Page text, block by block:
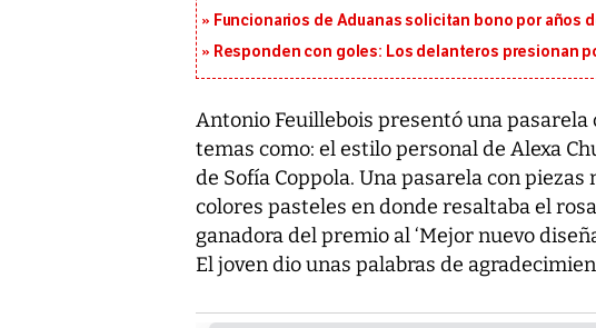
Funcionarios de Aduanas solicitan bono por años
Responden con goles: Los delanteros presionan
Antonio Feuillebois presentó una pasarela
temas como: el estilo personal de Alexa
de Sofía Coppola. Una pasarela con
colores pasteles en donde resaltaba el
ganadora del premio al ‘Mejor nuevo
El joven dio unas palabras de